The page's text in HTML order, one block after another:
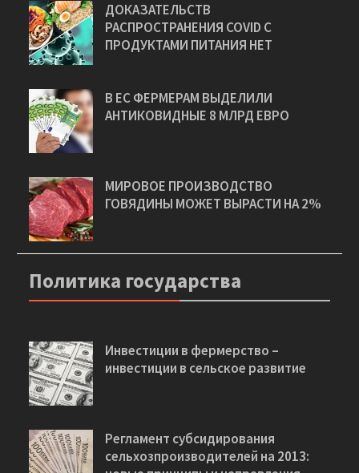
ДОКАЗАТЕЛЬСТВ
РАСПРОСТРАНЕНИЯ COVID С
ПРОДУКТАМИ ПИТАНИЯ НЕТ
В ЕС ФЕРМЕРАМ ВЫДЕЛИЛИ
АНТИКОВИДНЫЕ 8 МЛРД ЕВРО
МИРОВОЕ ПРОИЗВОДСТВО
ГОВЯДИНЫ МОЖЕТ ВЫРАСТИ НА 2%
Политика государства
Инвестиции в фермерство –
инвестиции в сельское развитие
Регламент субсидирования
сельхозпроизводителей на 2013: